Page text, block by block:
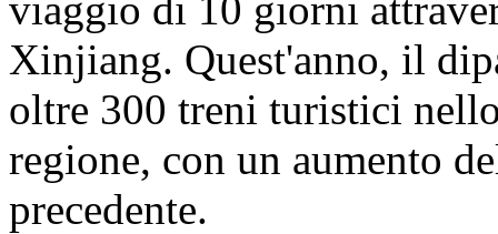
Xinjiang. Quest'anno, il
oltre 300 treni turistici
regione, con un aumento
precedente.